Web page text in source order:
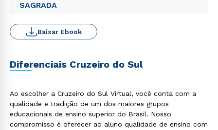
SAGRADA
Baixar Ebook
Diferenciais Cruzeiro do Sul
Ao escolher a Cruzeiro do Sul Virtual, você conta com a
qualidade e tradição de um dos maiores grupos
educacionais de ensino superior do Brasil. Nosso
compromisso é oferecer ao aluno qualidade de ensino com